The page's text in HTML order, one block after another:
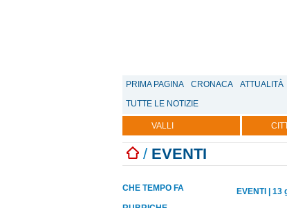
PRIMA PAGINA CRONACA ATTUALITÀ
TUTTE LE NOTIZIE
VALLI
/ EVENTI
CHE TEMPO FA EVENTI 13